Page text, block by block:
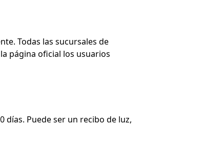
Todas las sucursales de
página oficial los usuarios
Puede ser un recibo de luz,